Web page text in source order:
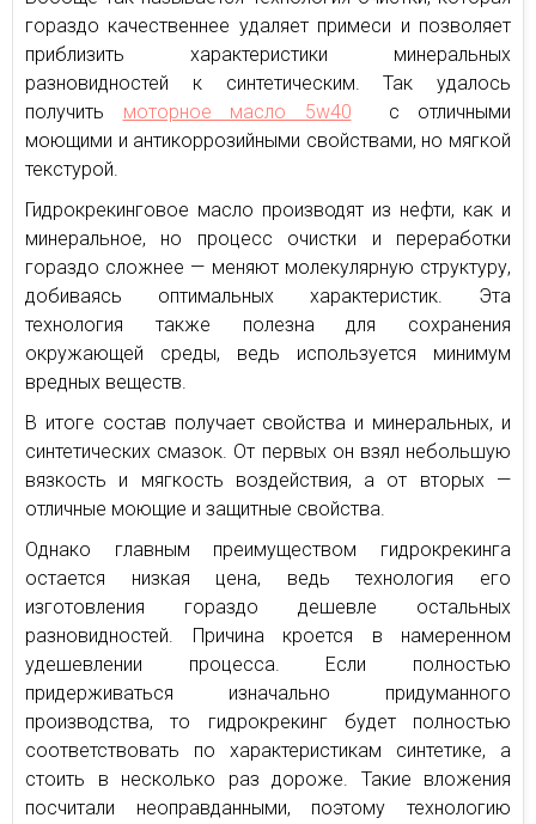
гораздо качественнее удаляет примеси и позволяет
приблизить характеристики минеральных
разновидностей к синтетическим. Так удалось
получить моторное масло 5w40 с отличными
моющими и антикоррозийными свойствами, но мягкой
текстурой.
Гидрокрекинговое масло производят из нефти, как и
минеральное, но процесс очистки и переработки
гораздо сложнее — меняют молекулярную структуру,
добиваясь оптимальных характеристик. Эта
технология также полезна для сохранения
окружающей среды, ведь используется минимум
вредных веществ.
В итоге состав получает свойства и минеральных, и
синтетических смазок. От первых он взял небольшую
вязкость и мягкость воздействия, а от вторых —
отличные моющие и защитные свойства.
Однако главным преимуществом гидрокрекинга
остается низкая цена, ведь технология его
изготовления гораздо дешевле остальных
разновидностей. Причина кроется в намеренном
удешевлении процесса. Если полностью
придерживаться изначально придуманного
производства, то гидрокрекинг будет полностью
соответствовать по характеристикам синтетике, а
стоить в несколько раз дороже. Такие вложения
посчитали неоправданными, поэтому технологию